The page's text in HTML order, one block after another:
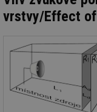
vrstvy/Effect